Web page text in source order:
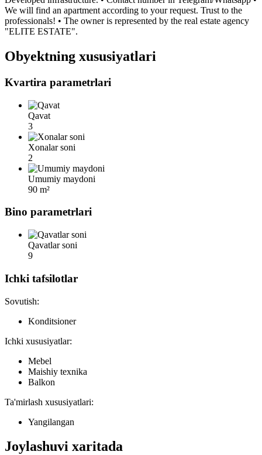
We will find an apartment according to your request. Trust to the
professionals! • The owner is represented by the real estate agency
"ELITE ESTATE".
Obyektning xususiyatlari
Kvartira parametrlari
Qavat
3
Xonalar soni
2
Umumiy maydoni
90 m²
Bino parametrlari
Qavatlar soni
9
Ichki tafsilotlar
Sovutish:
Konditsioner
Ichki xususiyatlar:
Mebel
Maishiy texnika
Balkon
Ta'mirlash xususiyatlari:
Yangilangan
Joylashuvi xaritada